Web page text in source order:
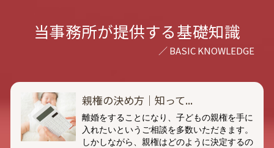
当事務所が提供する基礎知識
親権の決め方｜知って...
離婚をすることになり、子どもの親権を手に
入れたいというご相談を多数いただきます。
しかしながら、親権はどのように決定するの